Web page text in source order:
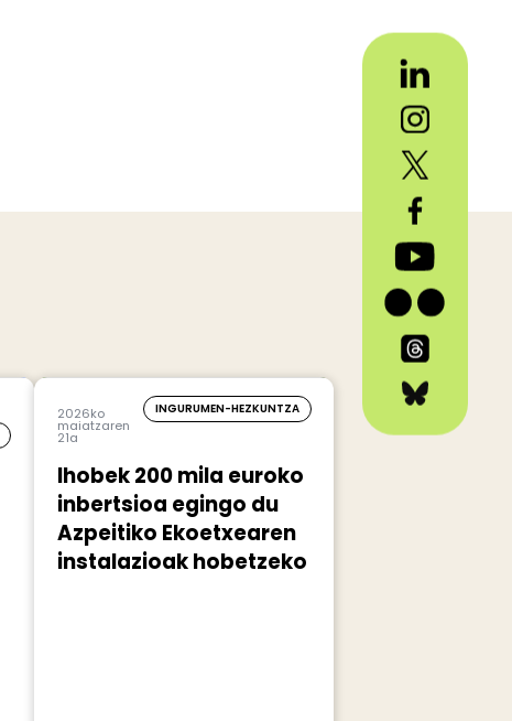
2026ko
maiatzaren
21a
INGURUMEN-HEZKUNTZA
Ihobek 200 mila euroko
inbertsioa egingo du
Azpeitiko Ekoetxearen
instalazioak hobetzeko